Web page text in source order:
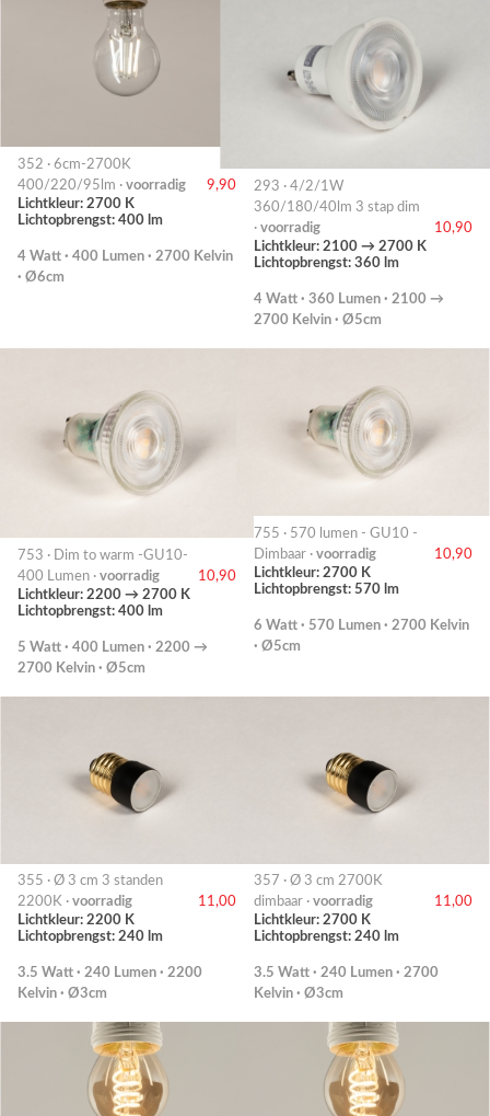
352 · 6cm-2700K
400/220/95lm · voorradig
9,90
Lichtkleur: 2700 K
Lichtopbrengst: 400 lm
4 Watt · 400 Lumen · 2700 Kelvin
· Ø6cm
293 · 4/2/1W
360/180/40lm 3 stap dim
· voorradig
10,90
Lichtkleur: 2100 → 2700 K
Lichtopbrengst: 360 lm
4 Watt · 360 Lumen · 2100 →
2700 Kelvin · Ø5cm
753 · Dim to warm -GU10-
400 Lumen · voorradig
10,90
Lichtkleur: 2200 → 2700 K
Lichtopbrengst: 400 lm
5 Watt · 400 Lumen · 2200 →
2700 Kelvin · Ø5cm
755 · 570 lumen - GU10 -
Dimbaar · voorradig
10,90
Lichtkleur: 2700 K
Lichtopbrengst: 570 lm
6 Watt · 570 Lumen · 2700 Kelvin
· Ø5cm
355 · Ø 3 cm 3 standen
2200K · voorradig
11,00
Lichtkleur: 2200 K
Lichtopbrengst: 240 lm
3.5 Watt · 240 Lumen · 2200
Kelvin · Ø3cm
357 · Ø 3 cm 2700K
dimbaar · voorradig
11,00
Lichtkleur: 2700 K
Lichtopbrengst: 240 lm
3.5 Watt · 240 Lumen · 2700
Kelvin · Ø3cm